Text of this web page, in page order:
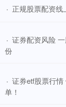
· 正规股票配资线
· 证券配资风险
份
· 证券etf股票行
单！